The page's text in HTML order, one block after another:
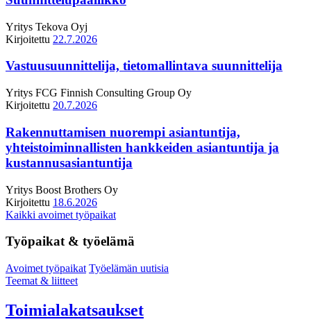
Yritys Tekova Oyj
Kirjoitettu 22.7.2026
Vastuusuunnittelija, tietomallintava suunnittelija
Yritys FCG Finnish Consulting Group Oy
Kirjoitettu 20.7.2026
Rakennuttamisen nuorempi asiantuntija,
yhteistoiminnallisten hankkeiden asiantuntija ja
kustannusasiantuntija
Yritys Boost Brothers Oy
Kirjoitettu 18.6.2026
Kaikki avoimet työpaikat
Työpaikat & työelämä
Avoimet työpaikat Työelämän uutisia
Teemat & liitteet
Toimialakatsaukset